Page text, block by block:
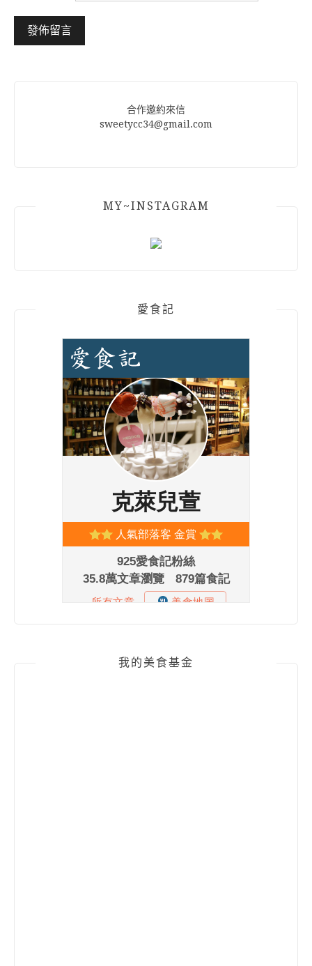
合作邀約來信
sweetycc34@gmail.com
MY~INSTAGRAM
愛食記
我的美食基金